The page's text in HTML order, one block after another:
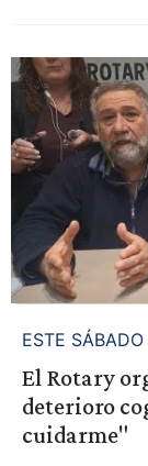
ESTE SÁBADO
El Rotary
deterioro
cuidarme"